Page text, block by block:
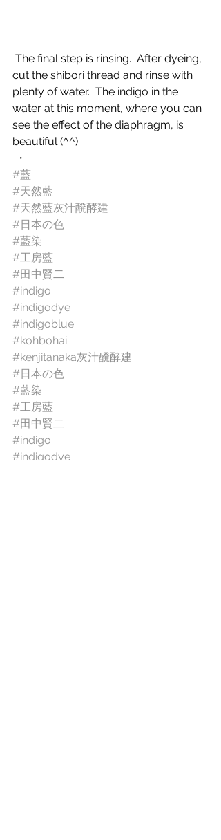
cut the shibori thread and rinse with
plenty of water.  The indigo in the
water at this moment, where you can
see the effect of the diaphragm, is
beautiful (^^)
・
#藍
#天然藍
#天然藍灰汁醗酵建
#日本の色
#藍染
#工房藍
#田中賢二
#indigo
#indigodye
#indigoblue
#kohbohai
#kenjitanaka灰汁醗酵建
#日本の色
#藍染
#工房藍
#田中賢二
#indigo
#indigodye